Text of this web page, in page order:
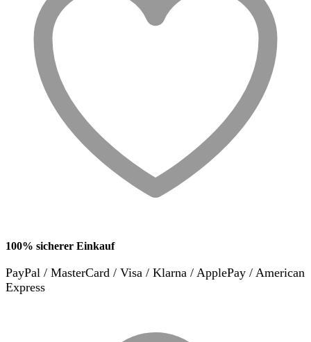
100% sicherer Einkauf
PayPal / MasterCard / Visa / Klarna / ApplePay / American
Express